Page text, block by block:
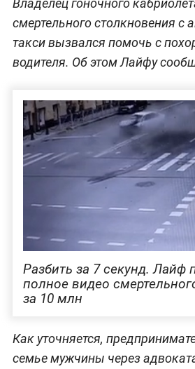
Владелец гоночного
смертельного столкновения с
такси вызвался помочь с
водителя. Об этом Лайфу
Разбить за 7 секунд. Лайф
полное видео
за 10 млн
Как уточняется,
семье мужчины через